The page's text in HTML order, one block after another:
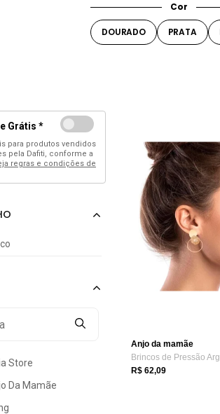
Cor
DOURADO PRATA
Grátis *
para produtos vendidos
pela Dafiti, conforme a
regras e condições de
Store
Da Mamãe
Anjo da mamãe
R$ 62,09